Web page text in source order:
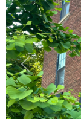
Previous